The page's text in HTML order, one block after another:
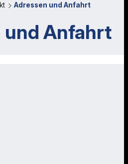
Adressen und Anfahrt
und Anfahrt